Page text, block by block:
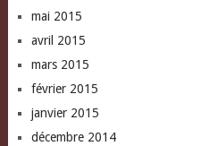
mai 2015
avril 2015
mars 2015
février 2015
janvier 2015
décembre 2014